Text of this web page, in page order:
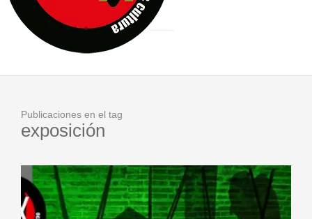
ENTREVISTA A IVÁN HUMANES POR [EL LIBRO ROJO]
ARRABAL, ARRABAL, ARRABAL, ARRABEAUX
Publicaciones en el tag
exposición